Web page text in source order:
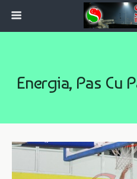
Energia, Pas Cu